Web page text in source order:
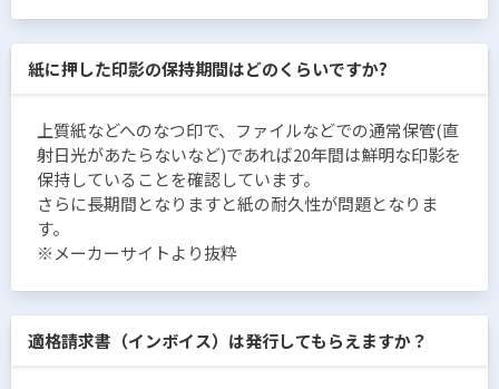
紙に押した印影の保持期間はどのくらいですか?
上質紙などへのなつ印で、ファイルなどでの通常保管(直
射日光があたらないなど)であれば20年間は鮮明な印影を
保持していることを確認しています。
さらに長期間となりますと紙の耐久性が問題となりま
す。
※メーカーサイトより抜粋
適格請求書（インボイス）は発行してもらえますか？